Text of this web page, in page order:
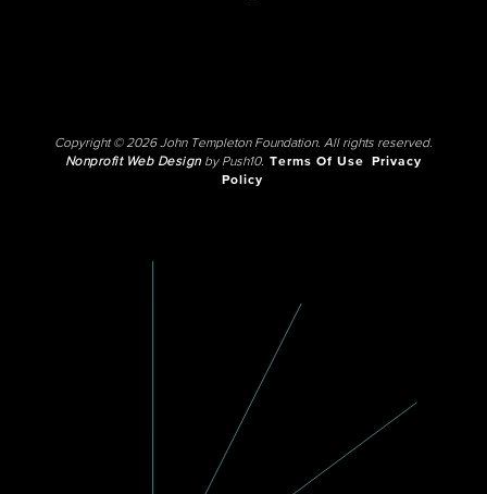
Copyright © 2026 John Templeton Foundation. All rights reserved.
Nonprofit Web Designby Push10. Terms Of Use
Privacy
Policy